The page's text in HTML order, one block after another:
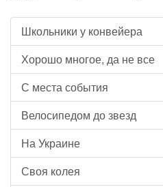
Школьники у конвейера
Хорошо многое, да не все
С места события
Велосипедом до звезд
На Украине
Своя колея